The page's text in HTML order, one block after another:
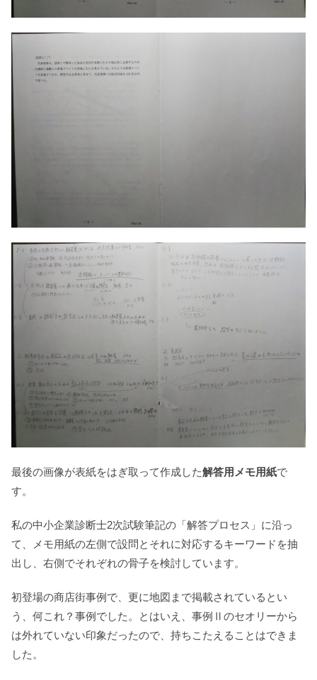
最後の画像が表紙をはぎ取って作成した解答用メモ用紙で
す。
私の中小企業診断士2次試験筆記の「解答プロセス」に沿っ
て、メモ用紙の左側で設問とそれに対応するキーワードを抽
出し、右側でそれぞれの骨子を検討しています。
初登場の商店街事例で、更に地図まで掲載されているとい
う、何これ？事例でした。とはいえ、事例Ⅱのセオリーから
は外れていない印象だったので、持ちこたえることはできま
した。